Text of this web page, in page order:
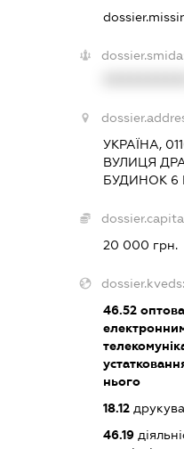
УКРАЇНА,
ВУЛИЦЯ
БУДИНОК 6
20 000 грн.
dossier.kveds:
46.52оптова
нього
18.12
46.19